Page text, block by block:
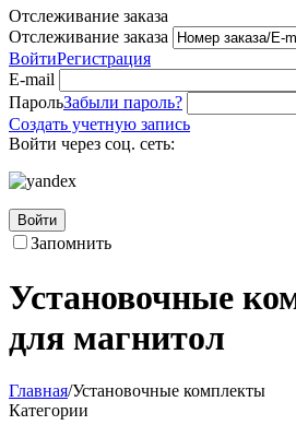
Отслеживание заказа
Отслеживание заказа
ВойтиРегистрация
E-mail
ПарольЗабыли пароль?
Создать учетную запись
Войти через соц. сеть:
Войти
Запомнить
Установочные
для магнитол
Главная/Установочные комплекты
Категории